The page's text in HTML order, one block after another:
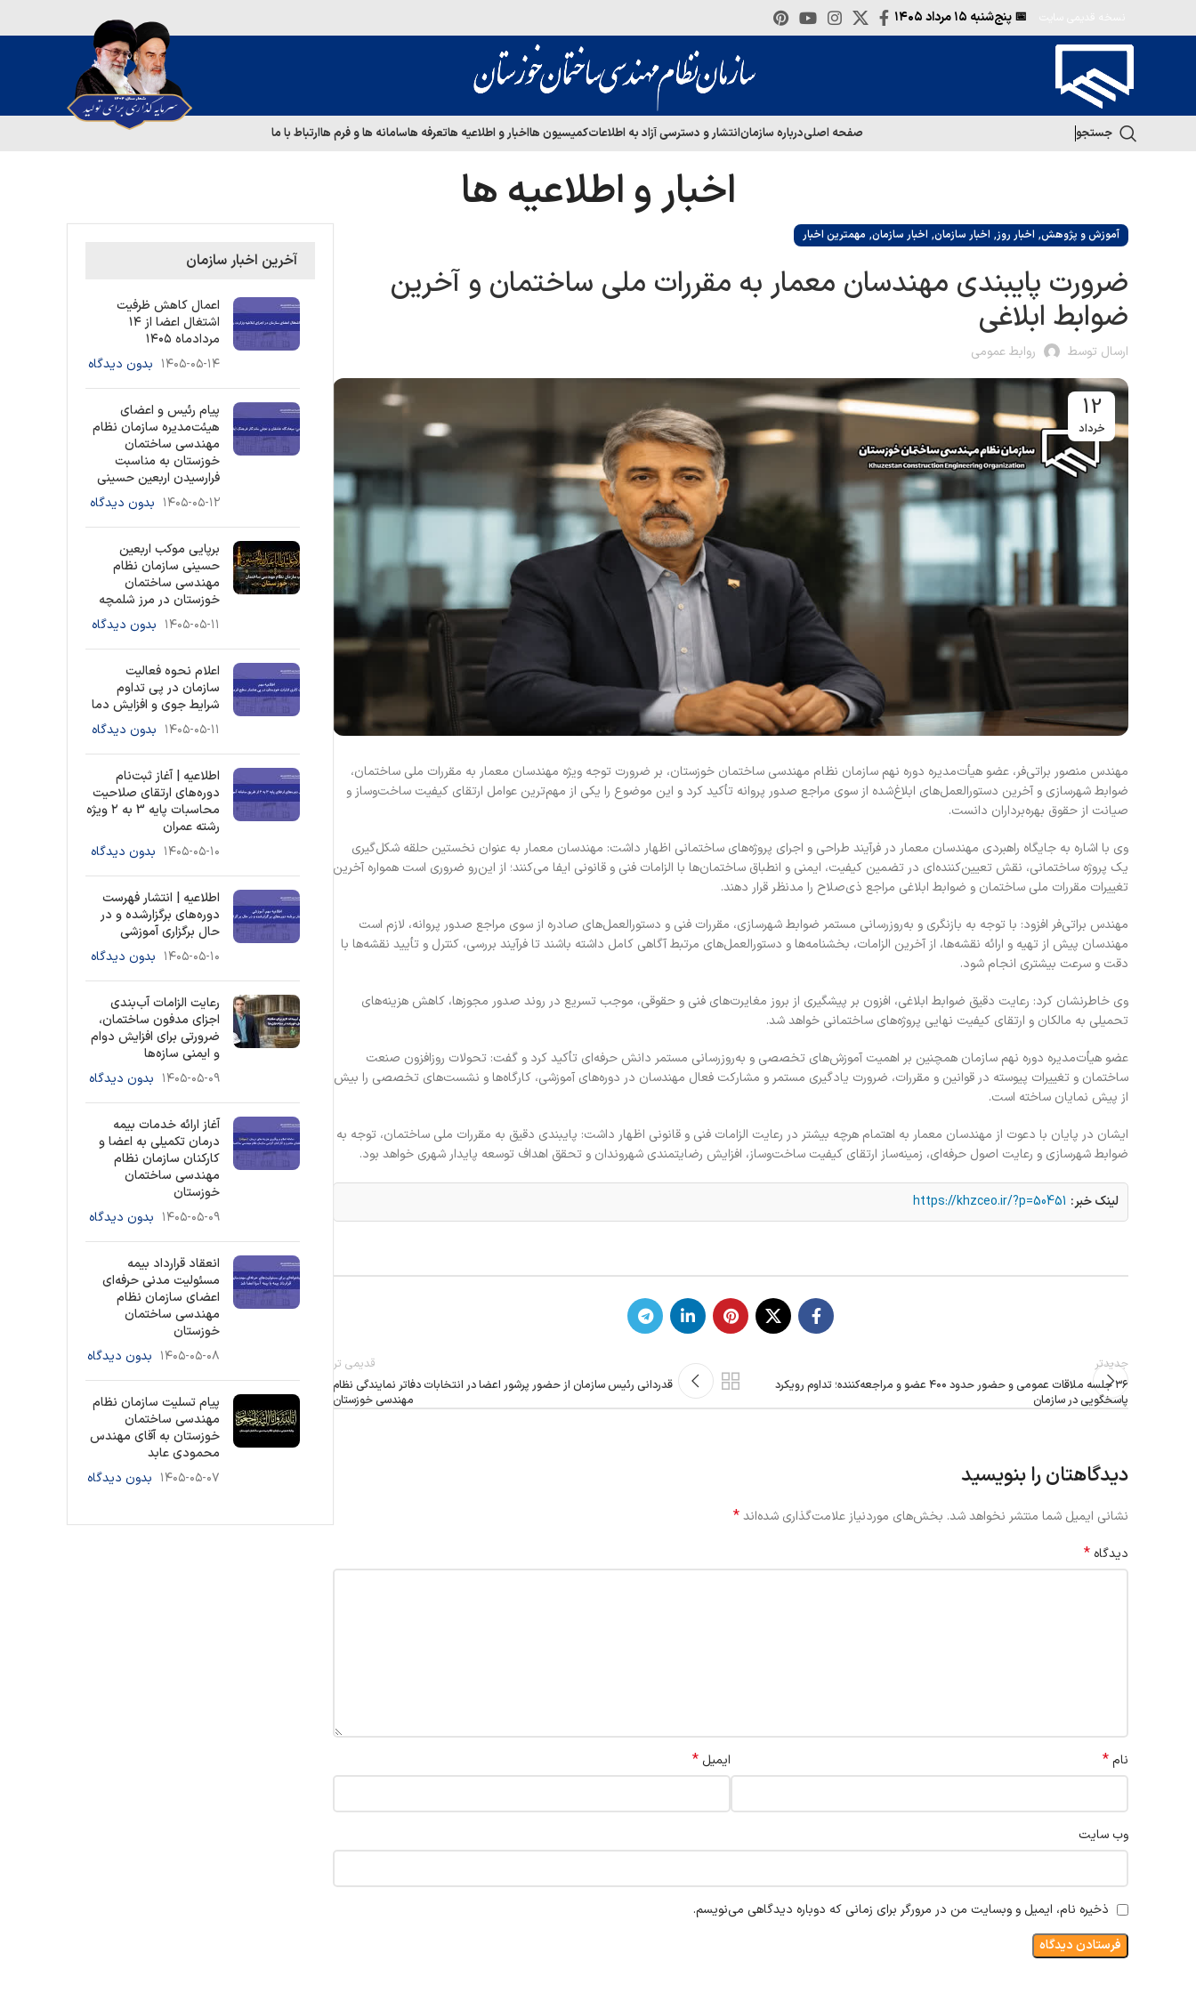
📅 پنج‌شنبه
جستجو صفحه اصلیدرباره سازمانانتشار و دسترسی آزاد به اطلاعاتکمیسیون هااخبار و اطلاعیه هاتعرفه هاسامانه ها و فرم هاارتباط با ما
اخبار و اطلاعیه ها
آموزش و پژوهش, اخبار روز, اخبار سازمان, اخبار سازمان, مهمترین اخبار
ضرورت پایبندی مهندسان معمار به مقررات ملی ساختمان و آخرین
ضوابط ابلاغی
ارسال توسط روابط عمومی
12
خرداد
مهندس منصور براتی‌فر، عضو هیأت‌مدیره دوره نهم سازمان نظام مهندسی ساختمان خوزستان، بر ضرورت توجه ویژه مهندسان معمار به مقررات ملی ساختمان،
ضوابط شهرسازی و آخرین دستورالعمل‌های ابلاغ‌شده از سوی مراجع صدور پروانه تأکید کرد و این موضوع را یکی از مهم‌ترین عوامل ارتقای کیفیت ساخت‌وساز و
صیانت از حقوق بهره‌برداران دانست.
وی با اشاره به جایگاه راهبردی مهندسان معمار در فرآیند طراحی و اجرای پروژه‌های ساختمانی اظهار داشت: مهندسان معمار به عنوان نخستین حلقه شکل‌گیری
یک پروژه ساختمانی، نقش تعیین‌کننده‌ای در تضمین کیفیت، ایمنی و انطباق ساختمان‌ها با الزامات فنی و قانونی ایفا می‌کنند؛ از این‌رو ضروری است همواره آخرین
تغییرات مقررات ملی ساختمان و ضوابط ابلاغی مراجع ذی‌صلاح را مدنظر قرار دهند.
مهندس براتی‌فر افزود: با توجه به بازنگری و به‌روزرسانی مستمر ضوابط شهرسازی، مقررات فنی و دستورالعمل‌های صادره از سوی مراجع صدور پروانه، لازم است
مهندسان پیش از تهیه و ارائه نقشه‌ها، از آخرین الزامات، بخشنامه‌ها و دستورالعمل‌های مرتبط آگاهی کامل داشته باشند تا فرآیند بررسی، کنترل و تأیید نقشه‌ها با
دقت و سرعت بیشتری انجام شود.
وی خاطرنشان کرد: رعایت دقیق ضوابط ابلاغی، افزون بر پیشگیری از بروز مغایرت‌های فنی و حقوقی، موجب تسریع در روند صدور مجوزها، کاهش هزینه‌های
تحمیلی به مالکان و ارتقای کیفیت نهایی پروژه‌های ساختمانی خواهد شد.
عضو هیأت‌مدیره دوره نهم سازمان همچنین بر اهمیت آموزش‌های تخصصی و به‌روزرسانی مستمر دانش حرفه‌ای تأکید کرد و گفت: تحولات روزافزون صنعت
ساختمان و تغییرات پیوسته در قوانین و مقررات، ضرورت یادگیری مستمر و مشارکت فعال مهندسان در دوره‌های آموزشی، کارگاه‌ها و نشست‌های تخصصی را بیش
از پیش نمایان ساخته است.
ایشان در پایان با دعوت از مهندسان معمار به اهتمام هرچه بیشتر در رعایت الزامات فنی و قانونی اظهار داشت: پایبندی دقیق به مقررات ملی ساختمان، توجه به
ضوابط شهرسازی و رعایت اصول حرفه‌ای، زمینه‌ساز ارتقای کیفیت ساخت‌وساز، افزایش رضایتمندی شهروندان و تحقق اهداف توسعه پایدار شهری خواهد بود.
لینک خبر: https://khzceo.ir/?p=50451
جدیدتر
۳۶ جلسه ملاقات عمومی و حضور حدود ۴۰۰ عضو و مراجعه‌کننده؛ تداوم رویکرد
پاسخگویی در سازمان
قدیمی تر
قدردانی رئیس سازمان از حضور پرشور اعضا در انتخابات دفاتر نمایندگی نظام
مهندسی خوزستان
دیدگاهتان را بنویسید
نشانی ایمیل شما منتشر نخواهد شد. بخش‌های موردنیاز علامت‌گذاری شده‌اند*
دیدگاه *
نام* ایمیل *
وب‌ سایت
ذخیره نام، ایمیل و وبسایت من در مرورگر برای زمانی که دوباره دیدگاهی می‌نویسم.
آخرین اخبار سازمان
اعمال کاهش ظرفیت
اشتغال اعضا از ۱۴
مردادماه ۱۴۰۵
۱۴۰۵-۰۵-۱۴ بدون دیدگاه
پیام رئیس و اعضای
هیئت‌مدیره سازمان نظام
مهندسی ساختمان
خوزستان به مناسبت
فرارسیدن اربعین حسینی
۱۴۰۵-۰۵-۱۲ بدون دیدگاه
برپایی موکب اربعین
حسینی سازمان نظام
مهندسی ساختمان
خوزستان در مرز شلمچه
۱۴۰۵-۰۵-۱۱ بدون دیدگاه
اعلام نحوه فعالیت
سازمان در پی تداوم
شرایط جوی و افزایش دما
۱۴۰۵-۰۵-۱۱ بدون دیدگاه
اطلاعیه | آغاز ثبت‌نام
دوره‌های ارتقای صلاحیت
محاسبات پایه 3 به ۲ ویژه
رشته عمران
۱۴۰۵-۰۵-۱۰ بدون دیدگاه
اطلاعیه | انتشار فهرست
دوره‌های برگزارشده و در
حال برگزاری آموزشی
۱۴۰۵-۰۵-۱۰ بدون دیدگاه
رعایت الزامات آب‌بندی
اجزای مدفون ساختمان،
ضرورتی برای افزایش دوام
و ایمنی سازه‌ها
۱۴۰۵-۰۵-۰۹ بدون دیدگاه
آغاز ارائه خدمات بیمه
درمان تکمیلی به اعضا و
کارکنان سازمان نظام
مهندسی ساختمان
خوزستان
۱۴۰۵-۰۵-۰۹ بدون دیدگاه
انعقاد قرارداد بیمه
مسئولیت مدنی حرفه‌ای
اعضای سازمان نظام
مهندسی ساختمان
خوزستان
۱۴۰۵-۰۵-۰۸ بدون دیدگاه
پیام تسلیت سازمان نظام
مهندسی ساختمان
خوزستان به آقای مهندس
محمودی عابد
۱۴۰۵-۰۵-۰۷ بدون دیدگاه